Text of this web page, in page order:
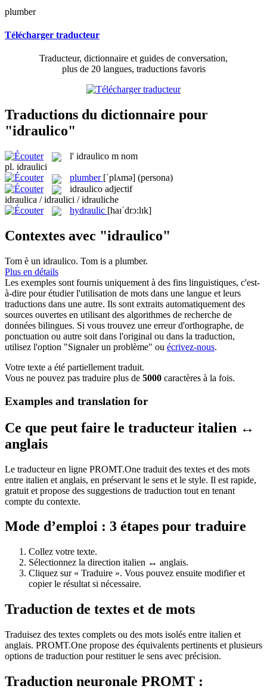
plumber
Télécharger traducteur
Traducteur, dictionnaire et guides de conversation,
plus de 20 langues, traductions favoris
Traductions du dictionnaire pour
"idraulico"
l' idraulico m nom
pl. idraulici
plumber [ˈplʌmə] (persona)
idraulico adjectif
idraulica / idraulici / idrauliche
hydraulic [haɪˈdrɔ:lɪk]
Contextes avec "idraulico"
Tom è un idraulico. Tom is a plumber.
Plus en détails
Les exemples sont fournis uniquement à des fins linguistiques, c'est-
à-dire pour étudier l'utilisation de mots dans une langue et leurs
traductions dans une autre. Ils sont extraits automatiquement des
sources ouvertes en utilisant des algorithmes de recherche de
données bilingues. Si vous trouvez une erreur d'orthographe, de
ponctuation ou autre soit dans l'original ou dans la traduction,
utilisez l'option "Signaler un problème" ou écrivez-nous.
Votre texte a été partiellement traduit.
Vous ne pouvez pas traduire plus de 5000 caractères à la fois.
Examples and translation for
Ce que peut faire le traducteur italien ↔
anglais
Le traducteur en ligne PROMT.One traduit des textes et des mots
entre italien et anglais, en préservant le sens et le style. Il est rapide,
gratuit et propose des suggestions de traduction tout en tenant
compte du contexte.
Mode d’emploi : 3 étapes pour traduire
Collez votre texte.
Sélectionnez la direction italien ↔ anglais.
Cliquez sur « Traduire ». Vous pouvez ensuite modifier et
copier le résultat si nécessaire.
Traduction de textes et de mots
Traduisez des textes complets ou des mots isolés entre italien et
anglais. PROMT.One propose des équivalents pertinents et plusieurs
options de traduction pour restituer le sens avec précision.
Traduction neuronale PROMT :